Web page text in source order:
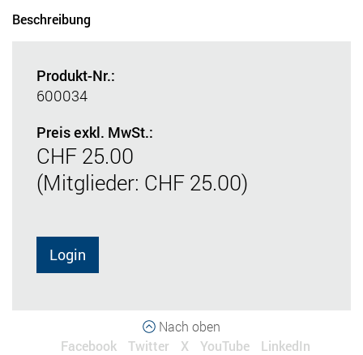
Beschreibung
Produkt-Nr.:
600034
Preis exkl. MwSt.:
CHF 25.00
(Mitglieder: CHF 25.00)
Login
Nach oben
Facebook
Twitter X YouTube LinkedIn